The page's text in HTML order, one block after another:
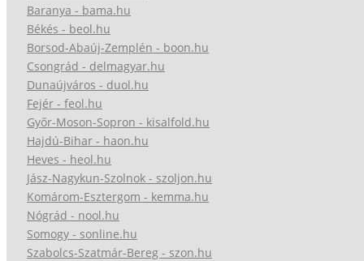
Baranya - bama.hu
Békés - beol.hu
Borsod-Abaúj-Zemplén - boon.hu
Csongrád - delmagyar.hu
Dunaújváros - duol.hu
Fejér - feol.hu
Győr-Moson-Sopron - kisalfold.hu
Hajdú-Bihar - haon.hu
Heves - heol.hu
Jász-Nagykun-Szolnok - szoljon.hu
Komárom-Esztergom - kemma.hu
Nógrád - nool.hu
Somogy - sonline.hu
Szabolcs-Szatmár-Bereg - szon.hu